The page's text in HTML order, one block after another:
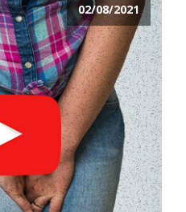
02/08/2021